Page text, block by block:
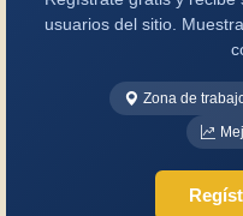
usuarios del sitio.
Zona de